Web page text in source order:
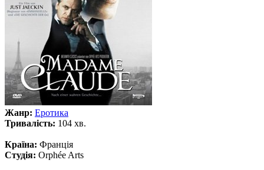
Жанр: Еротика
Тривалість: 104 хв.
Країна: Франція
Студія: Orphée Arts